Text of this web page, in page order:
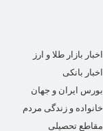
اخبار بازار طلا و ارز
اخبار بانکی
بورس ایران و جهان
خانواده و زندگی مردم
مقاطع تحصیلی